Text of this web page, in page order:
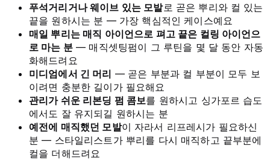
푸석거리거나 웨이브 있는 모발로 곧은 뿌리와 컬 있는
끝을 원하시는 분 — 가장 핵심적인 케이스예요
매일 뿌리는 매직 아이언으로 펴고 끝은 컬링 아이언으
로 마는 분— 매직셋팅펌이 그 루틴을 몇 달 동안 자동
화해드려요
미디엄에서 긴 머리 — 곧은 부분과 컬 부분이 모두 보
이려면 충분한 길이가 필요해요
관리가 쉬운 리본딩 펌 콤보를 원하시고 싱가포르 습도
에서도 잘 유지되길 원하시는 분
예전에 매직했던 모발이 자라서 리프레시가 필요하신
분 — 스타일리스트가 뿌리를 다시 매직하고 끝부분에
컬을 더해드려요